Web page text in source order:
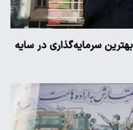
سرمایه‌گذاری در سایه